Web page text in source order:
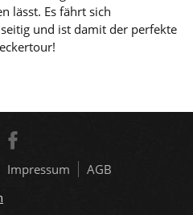
lässt. Es fährt sich
und ist damit der perfekte
Impressum
AGB